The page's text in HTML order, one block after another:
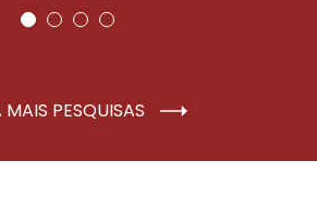
PESQUISAS